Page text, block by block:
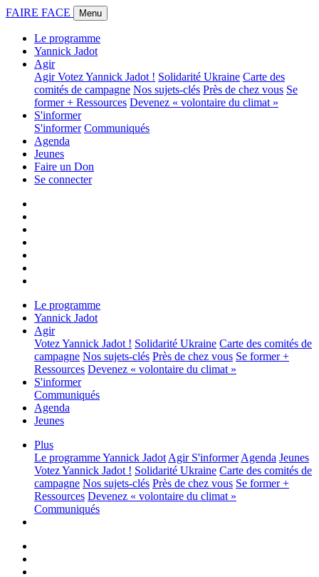
FAIRE FACE Menu
Le programme
Yannick Jadot
Agir
AgirVotez Yannick Jadot ! Solidarité Ukraine Carte des
comités de campagne Nos sujets-clés Près de chez vous Se
former + Ressources Devenez « volontaire du climat »
S'informer
S'informer Communiqués
Agenda
Jeunes
Faire un Don
Se connecter
Le programme
Yannick Jadot
Agir
Votez Yannick Jadot ! Solidarité Ukraine Carte des comités de
campagne Nos sujets-clés Près de chez vous Se former +
Ressources Devenez « volontaire du climat »
S'informer
Communiqués
Agenda
Jeunes
Plus
Le programmeYannick Jadot Agir S'informer Agenda Jeunes
Votez Yannick Jadot ! Solidarité Ukraine Carte des comités de
campagne Nos sujets-clés Près de chez vous Se former +
Ressources Devenez « volontaire du climat »
Communiqués